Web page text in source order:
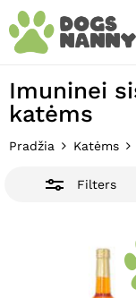
Skip
to
main
Krepšelis
Imuninei
katėms
Pradžia Katėms
Filters